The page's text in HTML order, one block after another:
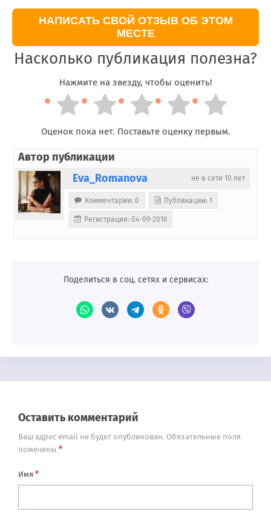
НАПИСАТЬ СВОЙ ОТЗЫВ ОБ ЭТОМ
МЕСТЕ
Насколько публикация полезна?
Нажмите на звезду, чтобы оценить!
Оценок пока нет. Поставьте оценку первым.
Автор публикации
не в сети 10 лет
Eva_Romanova
Комментарии: 0 Публикации: 1
Регистрация: 04-09-2016
Поделиться в соц. сетях и сервисах:
Оставить комментарий
Ваш адрес email не будет опубликован. Обязательные поля
помечены *
Имя *